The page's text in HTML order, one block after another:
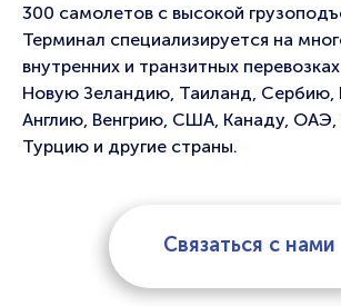
300 самолетов с высокой
Терминал специализируется на
внутренних и транзитных перевозках
Новую Зеландию, Таиланд, Сербию,
Англию, Венгрию, США, Канаду, ОАЭ,
Турцию и другие страны.
Связаться с нами